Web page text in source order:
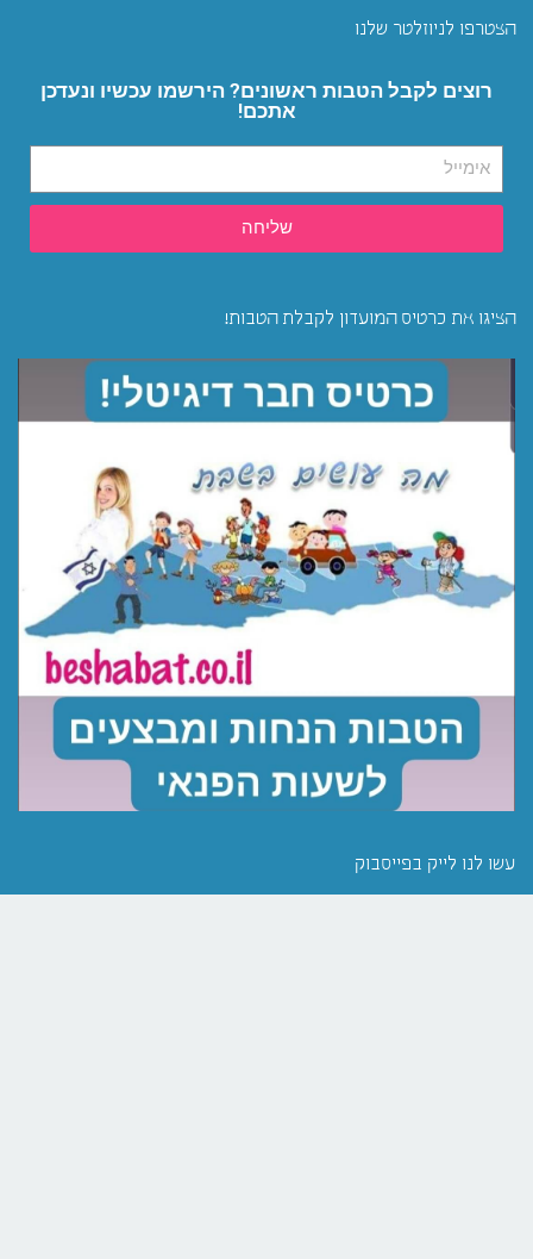
הצטרפו לניוזלטר שלנו
רוצים לקבל הטבות ראשונים? הירשמו עכשיו ונעדכן
אתכם!
שליחה
הציגו את כרטיס המועדון לקבלת הטבות!
עשו לנו לייק בפייסבוק